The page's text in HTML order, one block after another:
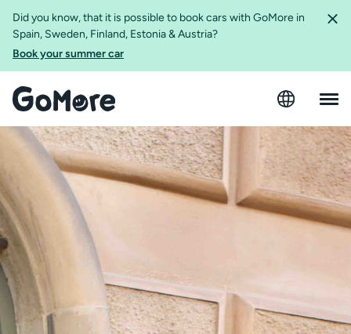
Did you know, that it is possible to book cars with GoMore in
Spain, Sweden, Finland, Estonia & Austria?
Book your summer car